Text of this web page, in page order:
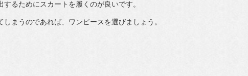
るためにスカートを履くのが良いです。
まうのであれば、ワンピースを選びましょう。